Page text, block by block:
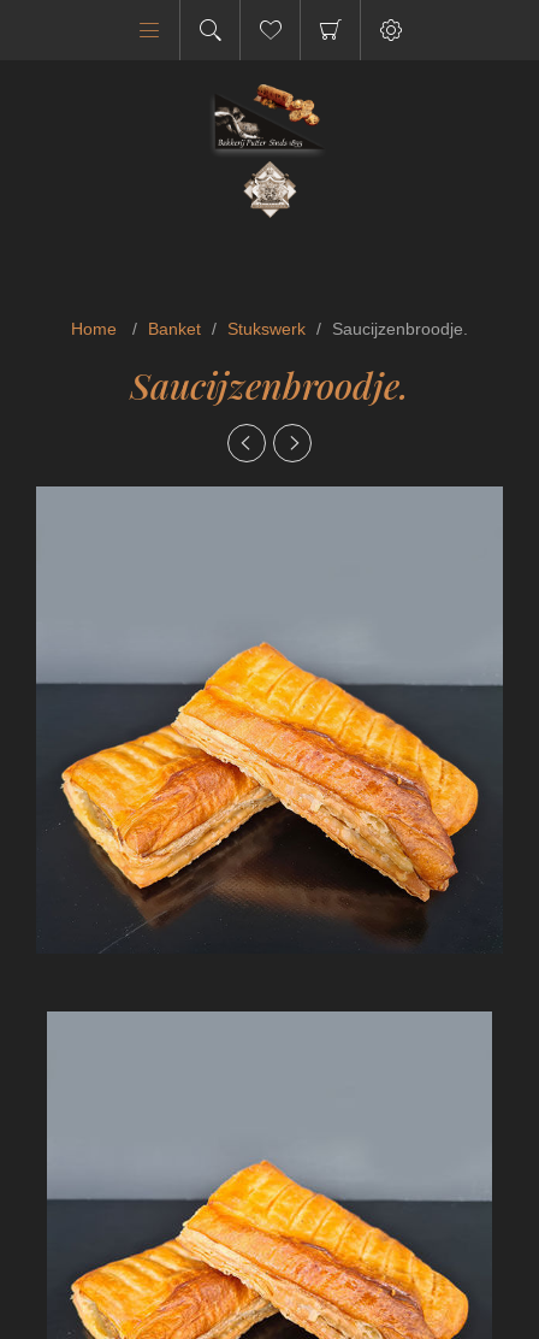
Home / Banket / Stukswerk / Saucijzenbroodje.
Saucijzenbroodje.